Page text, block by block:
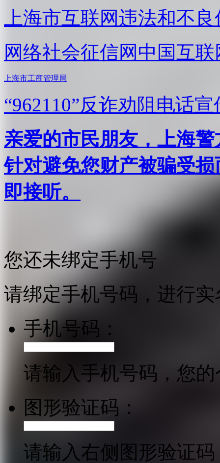
上海市互联网违法和不
网络社会征信网 中国互
上海市工商管理局
“962110”反诈劝阻电话宣
亲爱的市民朋友，上海
针对避免您财产被骗受
即接听。
您还未绑定手机号
请绑定手机号码，进行
手机号码：
请输入手机号码，您
图形验证码：
请输入右侧图形验证码